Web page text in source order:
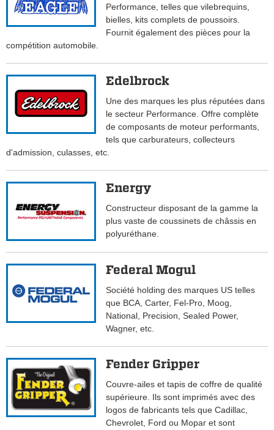
Performance, telles que vilebrequins,
bielles, kits complets de poussoirs.
Fournit également des pièces pour la
compétition automobile.
Edelbrock
Une des marques les plus réputées dans
le secteur Performance. Offre complète
de composants de moteur performants,
tels que carburateurs, collecteurs
d'admission, culasses, etc.
Energy
Constructeur disposant de la gamme la
plus vaste de coussinets de châssis en
polyuréthane.
Federal Mogul
Société holding des marques US telles
que BCA, Carter, Fel-Pro, Moog,
National, Precision, Sealed Power,
Wagner, etc.
Fender Gripper
Couvre-ailes et tapis de coffre de qualité
supérieure. Ils sont imprimés avec des
logos de fabricants tels que Cadillac,
Chevrolet, Ford ou Mopar et sont